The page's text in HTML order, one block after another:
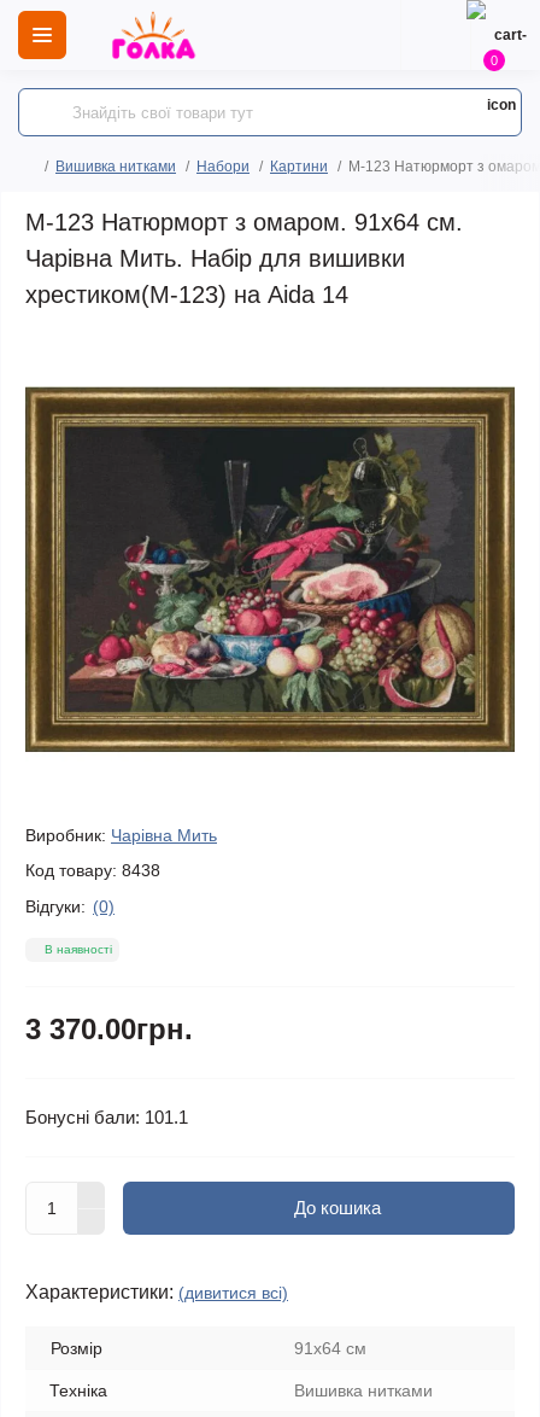
0
Вишивка нитками Набори Картини М-123 Натюрморт з
М-123 Натюрморт з омаром. 91x64 см.
Чарівна Мить. Набір для вишивки
хрестиком(М-123) на Aida 14
Виробник: Чарівна Мить
Код товару: 8438
Відгуки: (0)
В наявності
3 370.00грн.
Бонусні бали: 101.1
До кошика
Характеристики: (дивитися всі)
Розмір 91x64 см
Техніка Вишивка нитками